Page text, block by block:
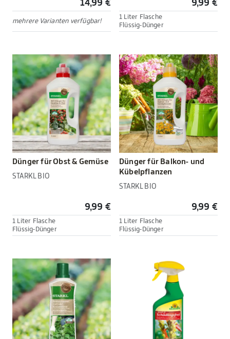
14,99 €
mehrere Varianten verfügbar!
9,99 €
1 Liter Flasche
Flüssig-Dünger
Dünger für Obst & Gemüse
STARKL BIO
9,99 €
1 Liter Flasche
Flüssig-Dünger
Dünger für Balkon- und
Kübelpflanzen
STARKL BIO
9,99 €
1 Liter Flasche
Flüssig-Dünger